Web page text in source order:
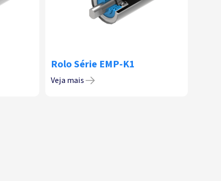
Rolo Série EMP-K1
Veja mais